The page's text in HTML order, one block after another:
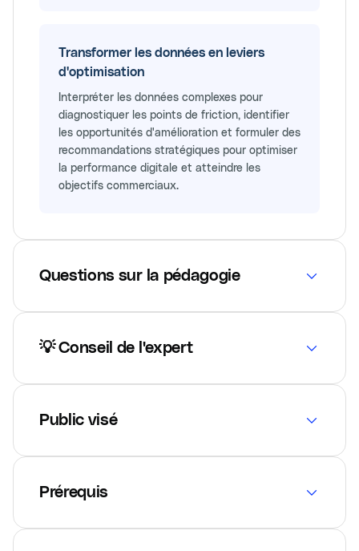
Transformer les données en leviers
d'optimisation
Interpréter les données complexes pour
diagnostiquer les points de friction, identifier
les opportunités d'amélioration et formuler des
recommandations stratégiques pour optimiser
la performance digitale et atteindre les
objectifs commerciaux.
Questions sur la pédagogie
💡 Conseil de l'expert
Public visé
Prérequis